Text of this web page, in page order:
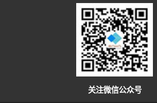
关注微信公众号